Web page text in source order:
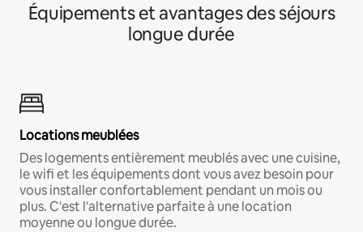
Équipements et avantages des séjours
longue durée
Locations meublées
Des logements entièrement meublés avec une cuisine,
le wifi et les équipements dont vous avez besoin pour
vous installer confortablement pendant un mois ou
plus. C'est l'alternative parfaite à une location
moyenne ou longue durée.